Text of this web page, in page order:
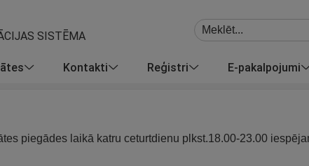
SISTĒMA
Kontakti Reģistri E-pakalpojumi
piegādes laikā katru ceturtdienu plkst.18.00-23.00